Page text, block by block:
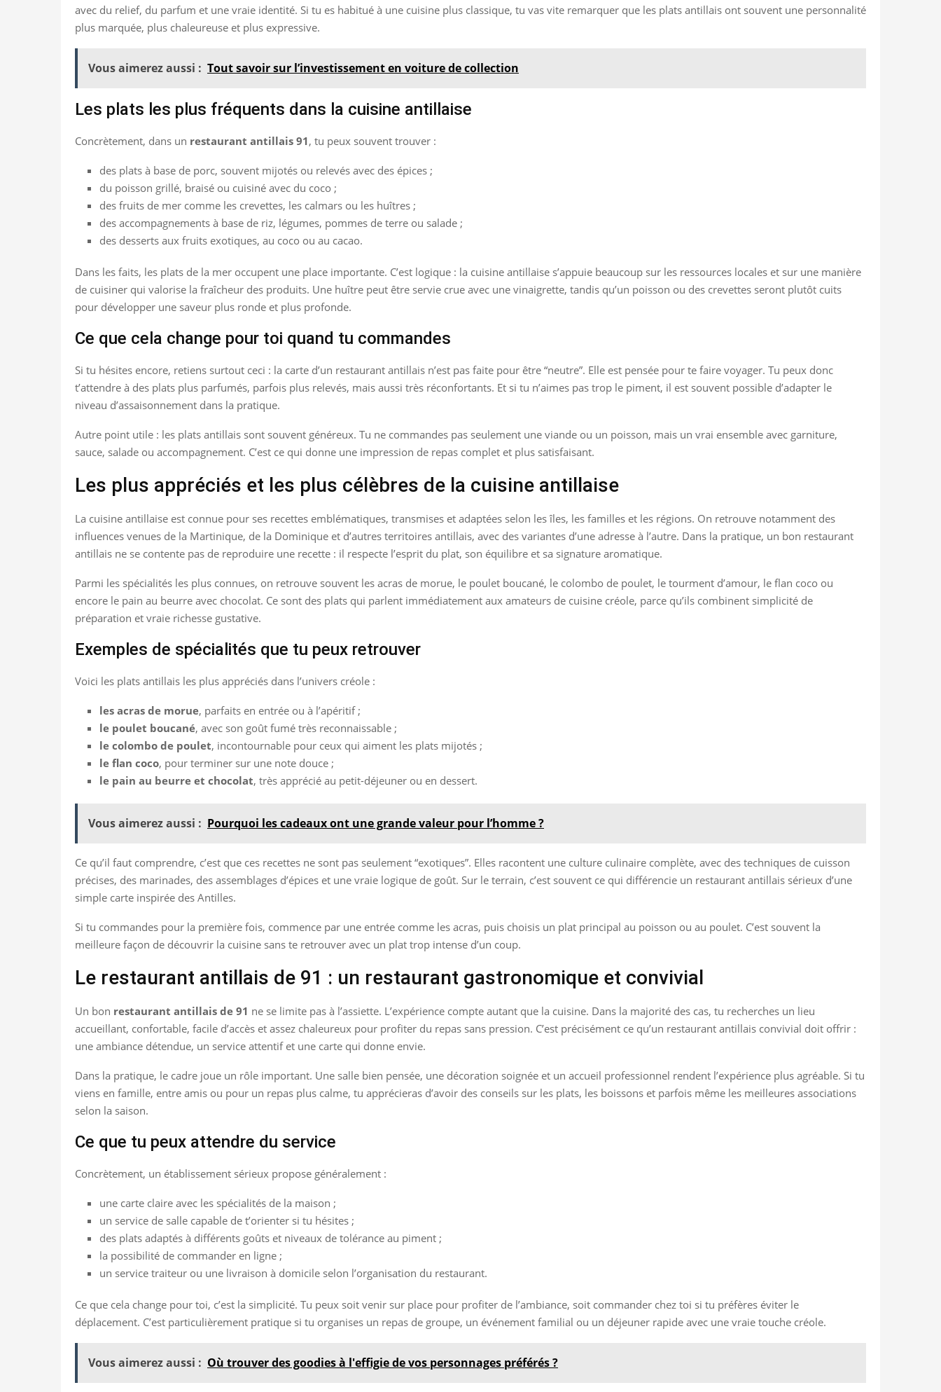
avec du relief, du parfum et une vraie identité. Si tu es habitué à une cuisine plus classique, tu vas vite remarquer que les plats antillais ont souvent une personnalité
plus marquée, plus chaleureuse et plus expressive.
Vous aimerez aussi : Tout savoir sur l’investissement en voiture de collection
Les plats les plus fréquents dans la cuisine antillaise
Concrètement, dans un restaurant antillais 91, tu peux souvent trouver :
des plats à base de porc, souvent mijotés ou relevés avec des épices ;
du poisson grillé, braisé ou cuisiné avec du coco ;
des fruits de mer comme les crevettes, les calmars ou les huîtres ;
des accompagnements à base de riz, légumes, pommes de terre ou salade ;
des desserts aux fruits exotiques, au coco ou au cacao.
Dans les faits, les plats de la mer occupent une place importante. C’est logique : la cuisine antillaise s’appuie beaucoup sur les ressources locales et sur une manière
de cuisiner qui valorise la fraîcheur des produits. Une huître peut être servie crue avec une vinaigrette, tandis qu’un poisson ou des crevettes seront plutôt cuits
pour développer une saveur plus ronde et plus profonde.
Ce que cela change pour toi quand tu commandes
Si tu hésites encore, retiens surtout ceci : la carte d’un restaurant antillais n’est pas faite pour être “neutre”. Elle est pensée pour te faire voyager. Tu peux donc
t’attendre à des plats plus parfumés, parfois plus relevés, mais aussi très réconfortants. Et si tu n’aimes pas trop le piment, il est souvent possible d’adapter le
niveau d’assaisonnement dans la pratique.
Autre point utile : les plats antillais sont souvent généreux. Tu ne commandes pas seulement une viande ou un poisson, mais un vrai ensemble avec garniture,
sauce, salade ou accompagnement. C’est ce qui donne une impression de repas complet et plus satisfaisant.
Les plus appréciés et les plus célèbres de la cuisine antillaise
La cuisine antillaise est connue pour ses recettes emblématiques, transmises et adaptées selon les îles, les familles et les régions. On retrouve notamment des
influences venues de la Martinique, de la Dominique et d’autres territoires antillais, avec des variantes d’une adresse à l’autre. Dans la pratique, un bon restaurant
antillais ne se contente pas de reproduire une recette : il respecte l’esprit du plat, son équilibre et sa signature aromatique.
Parmi les spécialités les plus connues, on retrouve souvent les acras de morue, le poulet boucané, le colombo de poulet, le tourment d’amour, le flan coco ou
encore le pain au beurre avec chocolat. Ce sont des plats qui parlent immédiatement aux amateurs de cuisine créole, parce qu’ils combinent simplicité de
préparation et vraie richesse gustative.
Exemples de spécialités que tu peux retrouver
Voici les plats antillais les plus appréciés dans l’univers créole :
les acras de morue, parfaits en entrée ou à l’apéritif ;
le poulet boucané, avec son goût fumé très reconnaissable ;
le colombo de poulet, incontournable pour ceux qui aiment les plats mijotés ;
le flan coco, pour terminer sur une note douce ;
le pain au beurre et chocolat, très apprécié au petit-déjeuner ou en dessert.
Vous aimerez aussi : Pourquoi les cadeaux ont une grande valeur pour l’homme ?
Ce qu’il faut comprendre, c’est que ces recettes ne sont pas seulement “exotiques”. Elles racontent une culture culinaire complète, avec des techniques de cuisson
précises, des marinades, des assemblages d’épices et une vraie logique de goût. Sur le terrain, c’est souvent ce qui différencie un restaurant antillais sérieux d’une
simple carte inspirée des Antilles.
Si tu commandes pour la première fois, commence par une entrée comme les acras, puis choisis un plat principal au poisson ou au poulet. C’est souvent la
meilleure façon de découvrir la cuisine sans te retrouver avec un plat trop intense d’un coup.
Le restaurant antillais de 91 : un restaurant gastronomique et convivial
Un bon restaurant antillais de 91 ne se limite pas à l’assiette. L’expérience compte autant que la cuisine. Dans la majorité des cas, tu recherches un lieu
accueillant, confortable, facile d’accès et assez chaleureux pour profiter du repas sans pression. C’est précisément ce qu’un restaurant antillais convivial doit offrir :
une ambiance détendue, un service attentif et une carte qui donne envie.
Dans la pratique, le cadre joue un rôle important. Une salle bien pensée, une décoration soignée et un accueil professionnel rendent l’expérience plus agréable. Si tu
viens en famille, entre amis ou pour un repas plus calme, tu apprécieras d’avoir des conseils sur les plats, les boissons et parfois même les meilleures associations
selon la saison.
Ce que tu peux attendre du service
Concrètement, un établissement sérieux propose généralement :
une carte claire avec les spécialités de la maison ;
un service de salle capable de t’orienter si tu hésites ;
des plats adaptés à différents goûts et niveaux de tolérance au piment ;
la possibilité de commander en ligne ;
un service traiteur ou une livraison à domicile selon l’organisation du restaurant.
Ce que cela change pour toi, c’est la simplicité. Tu peux soit venir sur place pour profiter de l’ambiance, soit commander chez toi si tu préfères éviter le
déplacement. C’est particulièrement pratique si tu organises un repas de groupe, un événement familial ou un déjeuner rapide avec une vraie touche créole.
Vous aimerez aussi : Où trouver des goodies à l'effigie de vos personnages préférés ?